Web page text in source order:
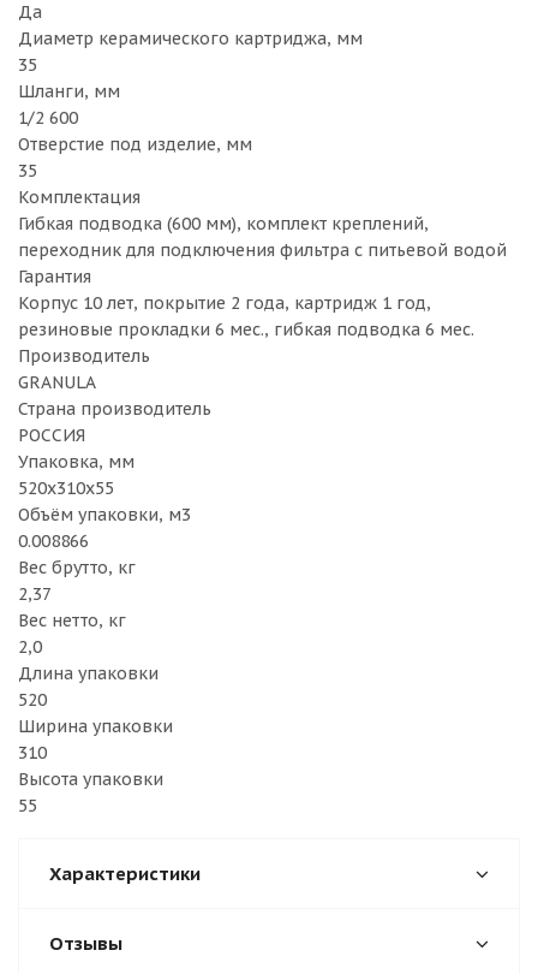
Да
Диаметр керамического картриджа, мм
35
Шланги, мм
1/2 600
Отверстие под изделие, мм
35
Комплектация
Гибкая подводка (600 мм), комплект креплений,
переходник для подключения фильтра с питьевой водой
Гарантия
Корпус 10 лет, покрытие 2 года, картридж 1 год,
резиновые прокладки 6 мес., гибкая подводка 6 мес.
Производитель
GRANULA
Страна производитель
РОССИЯ
Упаковка, мм
520x310x55
Объём упаковки, м3
0.008866
Вес брутто, кг
2,37
Вес нетто, кг
2,0
Длина упаковки
520
Ширина упаковки
310
Высота упаковки
55
Характеристики
Отзывы